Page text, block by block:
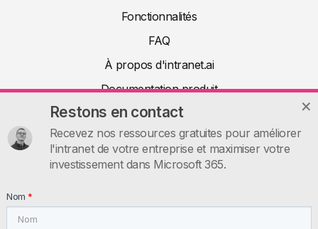
Restons en contact
Recevez nos ressources gratuites pour améliorer
l'intranet de votre entreprise et maximiser votre
investissement dans Microsoft 365.
Nom *
Fonctionnalités
FAQ
À propos d'intranet.ai
Documentation produit
Articles
Ressources utiles
Contactez-nous